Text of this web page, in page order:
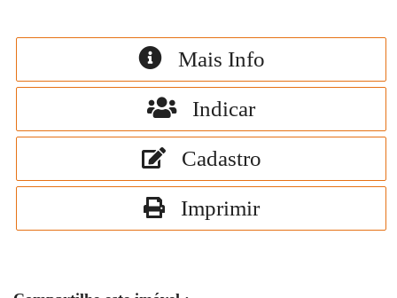
Mais Info
Indicar
Cadastro
Imprimir